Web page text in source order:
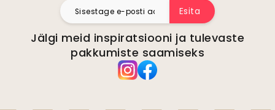
Esita
Jälgi meid inspiratsiooni ja tulevaste
pakkumiste saamiseks